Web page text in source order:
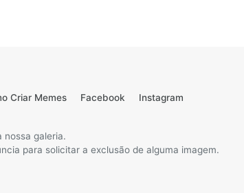
Criar Memes Facebook Instagram
nossa galeria.
para solicitar a exclusão de alguma imagem.